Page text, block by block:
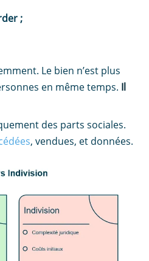
;
Le bien n’est plus
en même temps. Il
des parts sociales.
, vendues, et données.